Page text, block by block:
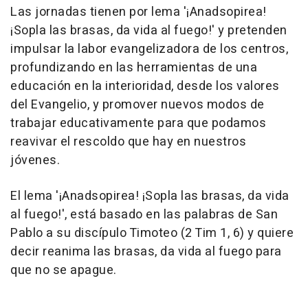
Las jornadas tienen por lema '¡Anadsopirea!
¡Sopla las brasas, da vida al fuego!' y pretenden
impulsar la labor evangelizadora de los centros,
profundizando en las herramientas de una
educación en la interioridad, desde los valores
del Evangelio, y promover nuevos modos de
trabajar educativamente para que podamos
reavivar el rescoldo que hay en nuestros
jóvenes.
El lema '¡Anadsopirea! ¡Sopla las brasas, da vida
al fuego!', está basado en las palabras de San
Pablo a su discípulo Timoteo (2 Tim 1, 6) y quiere
decir reanima las brasas, da vida al fuego para
que no se apague.